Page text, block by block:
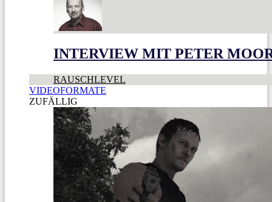
INTERVIEW MIT PETER
RAUSCHLEVEL
VIDEOFORMATE
ZUFÄLLIG